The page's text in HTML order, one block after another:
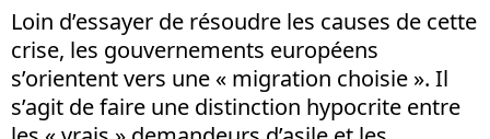
Loin d’essayer de résoudre les causes de cette
crise, les gouvernements européens
s’orientent vers une « migration choisie ». Il
s’agit de faire une distinction hypocrite entre